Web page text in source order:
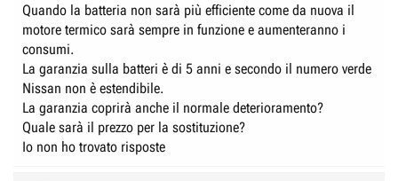
Quando la batteria non sarà più efficiente come da nuova il
motore termico sarà sempre in funzione e aumenteranno i
consumi.
La garanzia sulla batteri è di 5 anni e secondo il numero verde
Nissan non è estendibile.
La garanzia coprirà anche il normale deterioramento?
Quale sarà il prezzo per la sostituzione?
Io non ho trovato risposte